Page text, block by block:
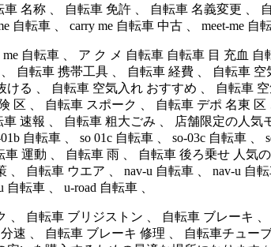
車 名称 、 自転車 免許 、 自転車 名義変更
自転車 、 carry me 自転車 中古 、 meet-me 自
me 自転車 、 ア ク メ 自転車 自転車 目 充血
自転車 携帯工具 、 自転車 経費 、 自転車
ける 、 自転車 空気入れ おすすめ 、 自転車
区 、 自転車 スポーク 、 自転車 デポ 名東
速報 、 自転車 粗大ごみ 、 店舗限定の人気
自転車 、 so 01c 自転車 、 so-03c 自転車
車 運動 、 自転車 雨 、 自転車 後ろ乗せ 人気
、 自転車 ウエア 、 nav-u 自転車 、 nav-u 自
自転車 、 u-road 自転車 、
、 自転車 ブリジストン 、 自転車 ブレーキ
速 、 自転車 ブレーキ 修理 、 自転車チュ